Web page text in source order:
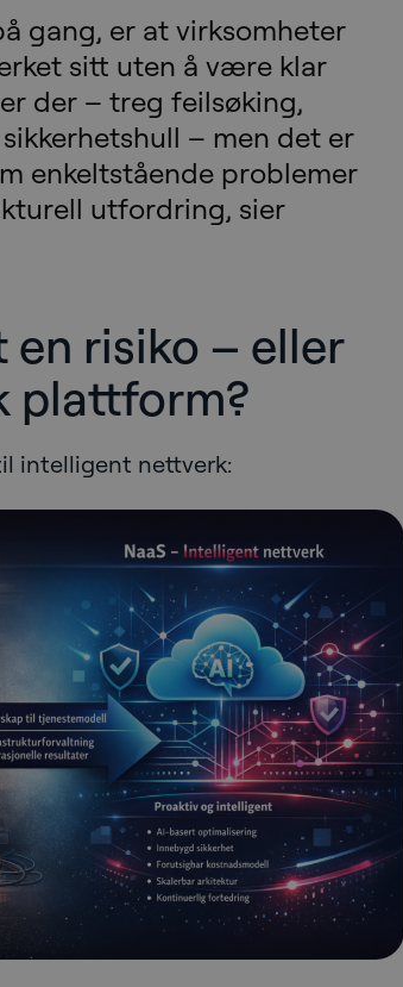
gang, er at virksomheter
sitt uten å være klar
der – treg feilsøking,
– men det er
enkeltstående problemer
utfordring, sier
en risiko – eller
plattform?
intelligent nettverk: